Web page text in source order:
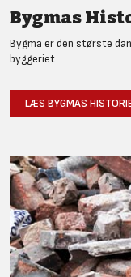
Bygmas
Bygma er den største
byggeriet
LÆS BYGMAS